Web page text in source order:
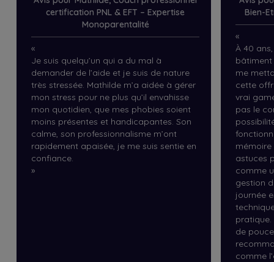
l’assertivité pour renforcer la confiance en ses
capacités et décisions.
La gestion du stress et des émotions: développe
des stratégies pour mieux gérer le stress quotidien
et les émotions fortes.
L’équilibre vie professionnelle/vie personnelle
: aide
à trouver un juste équilibre entre les obligations
professionnelles et les besoins personnels.
Les relations et la communication: améliore les
compétences relationnelles et la communication
pour enrichir la vie personnelle et professionnelle.
La réalisation de soi et l’épanouissement personnel
: accompagne dans la découverte et la poursuite
l’avancement professionnel et la réalisation des
en groupe ou des masterclass pour un suivi
personnalisé et pour partager des expériences et
apprendre des autres.
certification PNL & EFT – Expertise
Monoparentalité
«
Je suis quelqu’un qui a du mal à
demander de l’aide et je suis de nature
très stressée. Mathilde m’a aidée à gérer
mon stress pour ne plus qu’il envahisse
mon quotidien, que mes phobies soient
moins présentes et handicapantes. Son
calme, son professionnalisme m’ont
rapidement apaisée, je me suis sentie en
confiance.
»
Bien-
«
À 40
me
cette
vrai
pas le
mémoire
astuces
comme
gestion
journée
pratique.
de
comme